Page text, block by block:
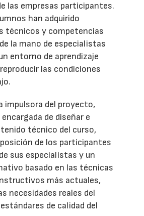
las empresas participantes.
han adquirido
técnicos y competencias
la mano de especialistas
entorno de aprendizaje
las condiciones
impulsora del proyecto,
de diseñar e
técnico del curso,
de los participantes
sus especialistas y un
basado en las técnicas
más actuales,
necesidades reales del
de calidad del